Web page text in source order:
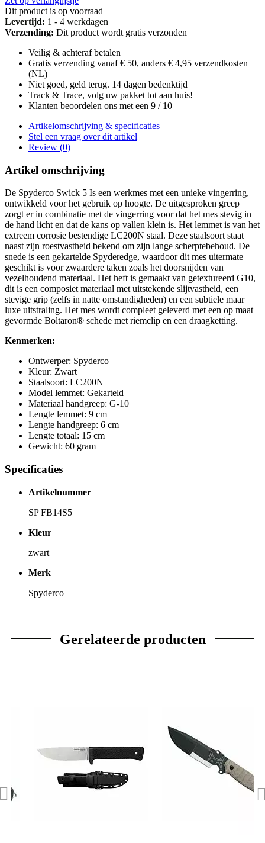
Dit product is op voorraad
Levertijd: 1 - 4 werkdagen
Verzending: Dit product wordt gratis verzonden
Veilig & achteraf betalen
Gratis verzending vanaf € 50, anders € 4,95 verzendkosten
(NL)
Niet goed, geld terug. 14 dagen bedenktijd
Track & Trace, volg uw pakket tot aan huis!
Klanten beoordelen ons met een 9 / 10
Artikelomschrijving & specificaties
Stel een vraag over dit artikel
Review (0)
Artikel omschrijving
De Spyderco Swick 5 Is een werkmes met een unieke vingerring,
ontwikkeld voor het gebruik op hoogte. De uitgesproken greep
zorgt er in combinatie met de vingerring voor dat het mes stevig in
de hand licht en dat de kans op vallen klein is. Het lemmet is van het
extreem corrosie bestendige LC200N staal. Deze staalsoort staat
naast zijn roestvastheid bekend om zijn lange scherptebehoud. De
snede is een gekartelde Spyderedge, waardoor dit mes uitermate
geschikt is voor zwaardere taken zoals het doorsnijden van
vezelhoudend materiaal. Het heft is gemaakt van getextureerd G10,
dit is een composiet materiaal met uitstekende slijtvastheid, een
stevige grip (zelfs in natte omstandigheden) en een subtiele maar
luxe uitstraling. Het mes wordt compleet geleverd met een op maat
gevormde Boltaron® schede met riemclip en een draagketting.
Kenmerken:
Ontwerper: Spyderco
Kleur: Zwart
Staalsoort: LC200N
Model lemmet: Gekarteld
Materiaal handgreep: G-10
Lengte lemmet: 9 cm
Lengte handgreep: 6 cm
Lengte totaal: 15 cm
Gewicht: 60 gram
Specificaties
Artikelnummer
SP FB14S5
Kleur
zwart
Merk
Spyderco
Gerelateerde producten